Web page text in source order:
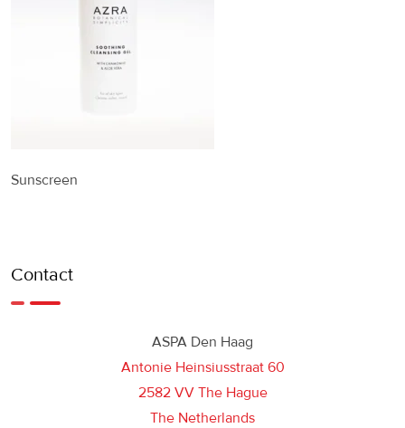
Sunscreen
Contact
ASPA Den Haag
Antonie Heinsiusstraat 60
2582 VV The Hague
The Netherlands